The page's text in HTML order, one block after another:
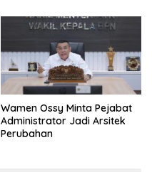
Wamen Ossy Minta Pejabat
Administrator Jadi Arsitek
Perubahan